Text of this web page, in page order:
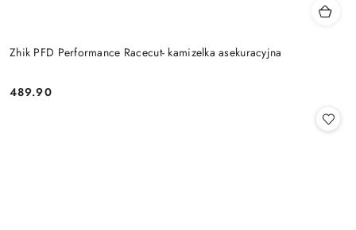
Zhik PFD Performance Racecut- kamizelka asekuracyjna
Cena:
489.90